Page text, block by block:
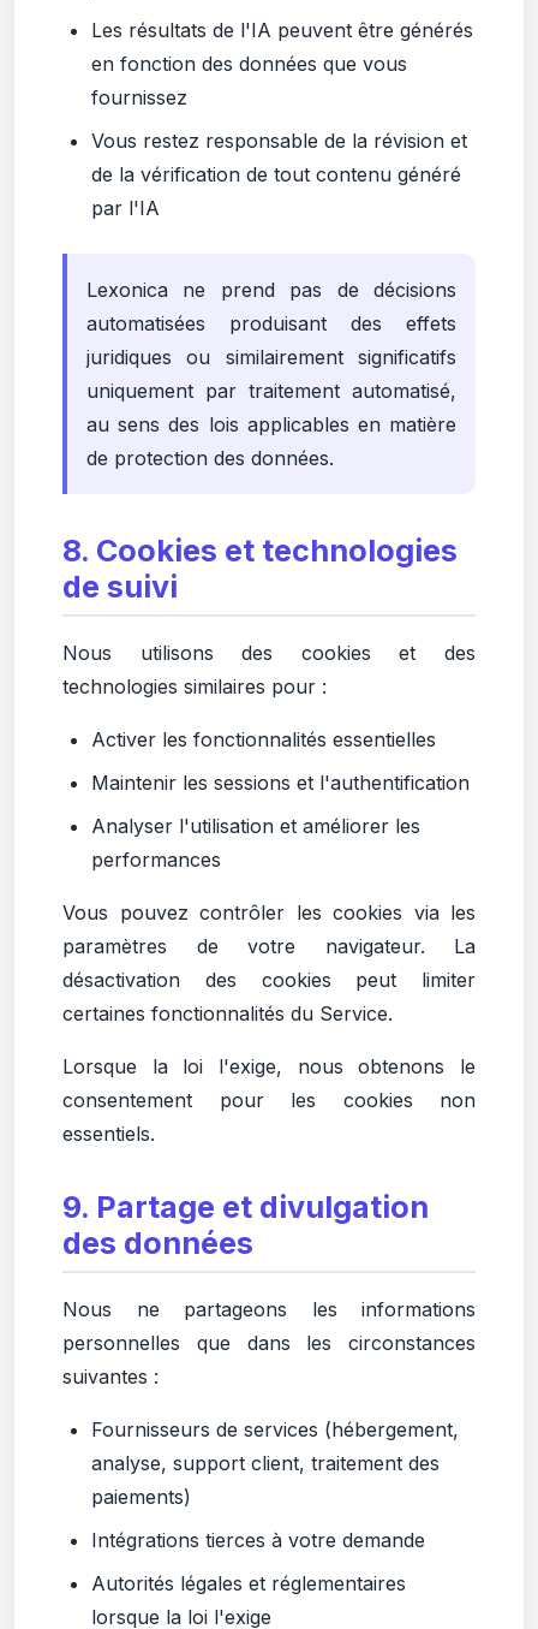
Les résultats de l'IA peuvent être générés
en fonction des données que vous
fournissez
Vous restez responsable de la révision et
de la vérification de tout contenu généré
par l'IA
Lexonica ne prend pas de décisions
automatisées produisant des effets
juridiques ou similairement significatifs
uniquement par traitement automatisé,
au sens des lois applicables en matière
de protection des données.
8. Cookies et technologies
de suivi
Nous utilisons des cookies et des
technologies similaires pour :
Activer les fonctionnalités essentielles
Maintenir les sessions et l'authentification
Analyser l'utilisation et améliorer les
performances
Vous pouvez contrôler les cookies via les
paramètres de votre navigateur. La
désactivation des cookies peut limiter
certaines fonctionnalités du Service.
Lorsque la loi l'exige, nous obtenons le
consentement pour les cookies non
essentiels.
9. Partage et divulgation
des données
Nous ne partageons les informations
personnelles que dans les circonstances
suivantes :
Fournisseurs de services (hébergement,
analyse, support client, traitement des
paiements)
Intégrations tierces à votre demande
Autorités légales et réglementaires
lorsque la loi l'exige